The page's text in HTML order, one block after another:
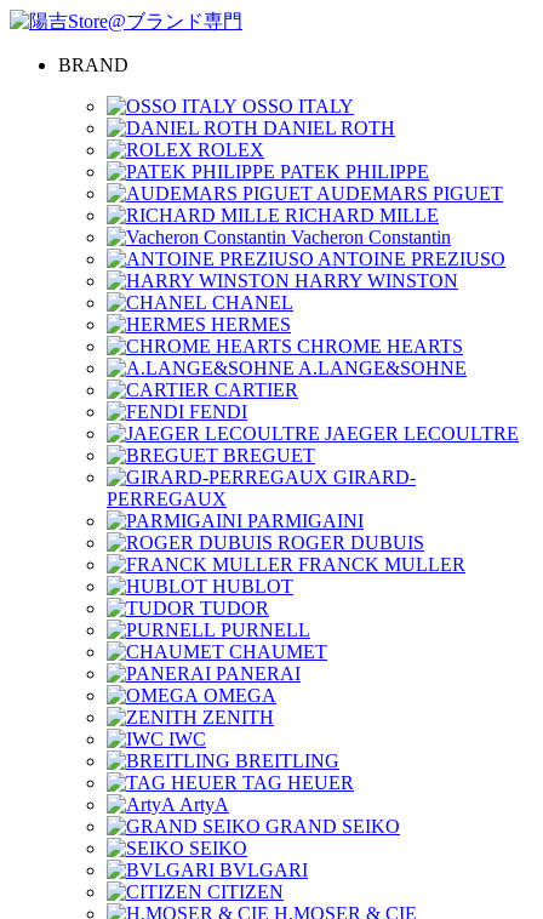
BRAND
OSSO ITALY
DANIEL ROTH
ROLEX
PATEK PHILIPPE
AUDEMARS PIGUET
RICHARD MILLE
Vacheron Constantin
ANTOINE PREZIUSO
HARRY WINSTON
CHANEL
HERMES
CHROME HEARTS
A.LANGE&SOHNE
CARTIER
FENDI
JAEGER LECOULTRE
BREGUET
GIRARD-
PERREGAUX
PARMIGAINI
ROGER DUBUIS
FRANCK MULLER
HUBLOT
TUDOR
PURNELL
CHAUMET
PANERAI
OMEGA
ZENITH
IWC
BREITLING
TAG HEUER
ArtyA
GRAND SEIKO
SEIKO
BVLGARI
CITIZEN
H.MOSER & CIE